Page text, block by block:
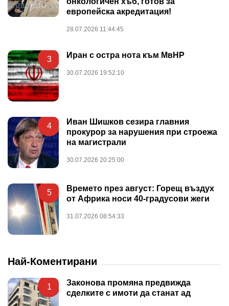
европейска акредитация!
28.07.2026 11:44:45
3 Иран с остра нота към МвНР
30.07.2026 19:52:10
4
Иван Шишков сезира главния
прокурор за нарушения при строежа
на магистрали
30.07.2026 20:25:00
5
Времето през август: Горещ въздух
от Африка носи 40-градусови жеги
31.07.2026 08:54:33
Най-Коментирани
1
Законова промяна предвижда
сделките с имоти да станат ад